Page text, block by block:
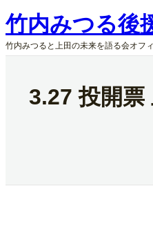
内
容
を
ス
竹内みつる後
竹内みつると上田の未来を語る会オフ
3.27 投開票